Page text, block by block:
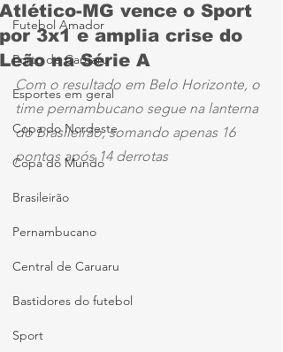
Futebol Amador
Porto de Caruaru
Esportes em geral
Copa do Nordeste
Copa do Mundo
Brasileirão
Pernambucano
Central de Caruaru
Bastidores do futebol
Sport
Atlético-MG vence o Sport
por 3x1 e amplia crise do
Leão na Série A
Com o resultado em Belo Horizonte, o
time pernambucano segue na lanterna
do Brasileirão, somando apenas 16
pontos após 14 derrotas